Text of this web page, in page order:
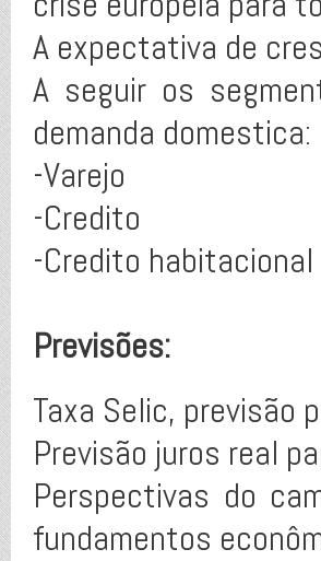
A expectativa de
A seguir os
demanda domestica:
-Varejo
-Credito
-Credito habitacional
Previsões:
Taxa Selic, previsão
Previsão juros real
Perspectivas do
fundamentos